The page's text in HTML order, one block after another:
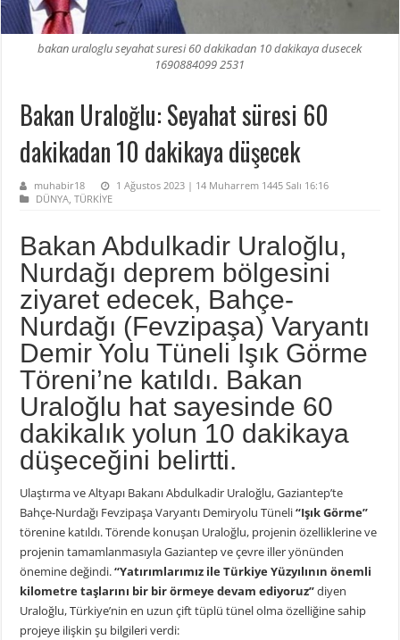
bakan uraloglu seyahat suresi 60 dakikadan 10 dakikaya dusecek
1690884099 2531
Bakan Uraloğlu: Seyahat süresi 60
dakikadan 10 dakikaya düşecek
muhabir18
1 Ağustos 2023 | 14 Muharrem 1445 Salı 16:16
DÜNYA,TÜRKİYE
Bakan Abdulkadir Uraloğlu,
Nurdağı deprem bölgesini
ziyaret edecek, Bahçe-
Nurdağı (Fevzipaşa) Varyantı
Demir Yolu Tüneli Işık Görme
Töreni’ne katıldı. Bakan
Uraloğlu hat sayesinde 60
dakikalık yolun 10 dakikaya
düşeceğini belirtti.
Ulaştırma ve Altyapı Bakanı Abdulkadir Uraloğlu, Gaziantep’te
Bahçe-Nurdağı Fevzipaşa Varyantı Demiryolu Tüneli“Işık Görme”
törenine katıldı. Törende konuşan Uraloğlu, projenin özelliklerine ve
projenin tamamlanmasıyla Gaziantep ve çevre iller yönünden
önemine değindi.“Yatırımlarımız ile Türkiye Yüzyılının önemli
kilometre taşlarını bir bir örmeye devam ediyoruz”diyen
Uraloğlu, Türkiye’nin en uzun çift tüplü tünel olma özelliğine sahip
projeye ilişkin şu bilgileri verdi: